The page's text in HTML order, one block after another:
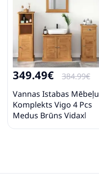
349.49€
384.99€
Vannas Istabas Mēbeļu
Komplekts Vigo 4 Pcs
Medus Brūns Vidaxl